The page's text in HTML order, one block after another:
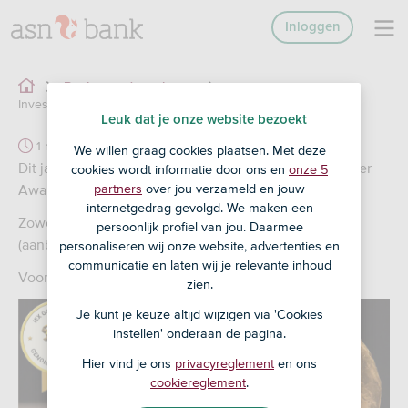
Inloggen
Stem op ASN Impact
Investors
1 min
Dit jaar is ASN Impact Investors voor 2 IEX Gouden Stier
Awards genomineerd.
Zowel in de categorie ‘Duurzame Beleggingsfondsen
(aanbieders) als de Gouden Stier Publieksprijs!
Voor de publieksprijs kun je tot 1 maart stemmen.
Leuk dat je onze website bezoekt
We willen graag cookies plaatsen. Met deze
cookies wordt informatie door ons en onze 5
partners over jou verzameld en jouw
internetgedrag gevolgd. We maken een
persoonlijk profiel van jou. Daarmee
personaliseren wij onze website, advertenties en
communicatie en laten wij je relevante inhoud
zien.
Je kunt je keuze altijd wijzigen via 'Cookies
instellen' onderaan de pagina.
Hier vind je ons privacyreglement en ons
cookiereglement.